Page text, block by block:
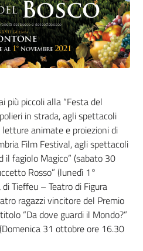
più piccoli alla “Festa del
in strada, agli spettacoli
animate e proiezioni di
Film Festival, agli spettacoli
il fagiolo Magico” (sabato 30
Rosso” (lunedì 1°
Tieffeu – Teatro di Figura
ragazzi vincitore del Premio
“Da dove guardi il Mondo?”
31 ottobre ore 16.30